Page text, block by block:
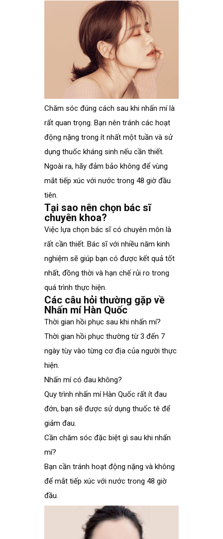
Chăm sóc đúng cách sau khi nhấn mí là
rất quan trọng. Bạn nên tránh các hoạt
động nặng trong ít nhất một tuần và sử
dụng thuốc kháng sinh nếu cần thiết.
Ngoài ra, hãy đảm bảo không để vùng
mắt tiếp xúc với nước trong 48 giờ đầu
tiên.
Tại sao nên chọn bác sĩ
chuyên khoa?
Việc lựa chọn bác sĩ có chuyên môn là
rất cần thiết. Bác sĩ với nhiều năm kinh
nghiệm sẽ giúp bạn có được kết quả tốt
nhất, đồng thời và hạn chế rủi ro trong
quá trình thực hiện.
Các câu hỏi thường gặp về
Nhấn mí Hàn Quốc
Thời gian hồi phục sau khi nhấn mí?
Thời gian hồi phục thường từ 3 đến 7
ngày tùy vào từng cơ địa của người thực
hiện.
Nhấn mí có đau không?
Quy trình nhấn mí Hàn Quốc rất ít đau
đớn, bạn sẽ được sử dụng thuốc tê để
giảm đau.
Cần chăm sóc đặc biệt gì sau khi nhấn
mí?
Bạn cần tránh hoạt động nặng và không
để mắt tiếp xúc với nước trong 48 giờ
đầu.